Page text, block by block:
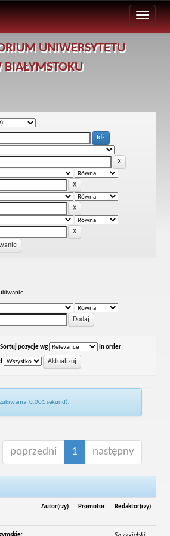
UNIWERSYTETU
BIAŁYMSTOKU
Sortuj pozycje wg In order
0.001 sekund).
poprzedni 1 następny
Autor(rzy) Promotor Redaktor(rzy)